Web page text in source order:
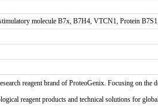
molecule B7x, B7H4, VTCN1, Protein
reagent brand of ProteoGenix. Focusing on the
reagent products and technical solutions for